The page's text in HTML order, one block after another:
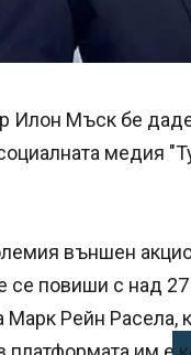
Илон Мъск бе
медия
външен
се повиши с над
Марк Рейн Расела,